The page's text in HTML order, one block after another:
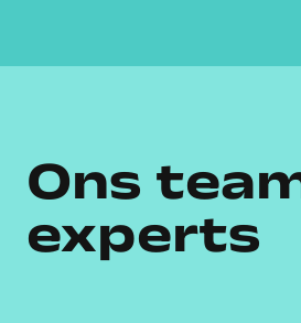
Ons
experts